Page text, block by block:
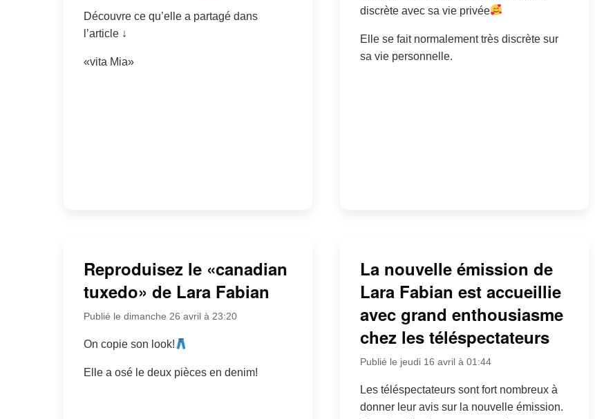
Découvre ce qu’elle a partagé dans
l’article ↓
«vita Mia»
discrète avec sa vie privée
Elle se fait normalement très discrète sur
sa vie personnelle.
Reproduisez le «canadian
tuxedo» de Lara Fabian
Publié le dimanche 26 avril à 23:20
On copie son look!
Elle a osé le deux pièces en denim!
La nouvelle émission de
Lara Fabian est accueillie
avec grand enthousiasme
chez les téléspectateurs
Publié le jeudi 16 avril à 01:44
Les téléspectateurs sont fort nombreux à
donner leur avis sur la nouvelle émission.